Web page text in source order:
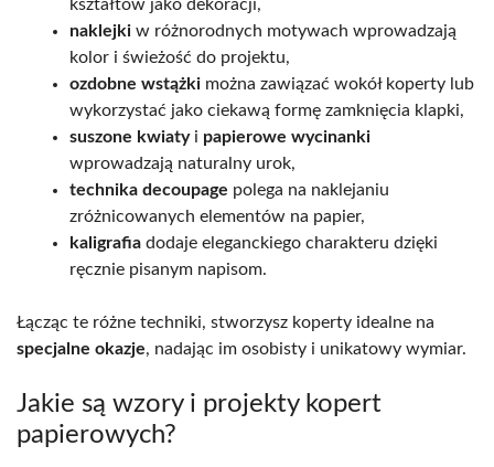
kształtów jako dekoracji,
naklejki w różnorodnych motywach wprowadzają
kolor i świeżość do projektu,
ozdobne wstążki można zawiązać wokół koperty lub
wykorzystać jako ciekawą formę zamknięcia klapki,
suszone kwiatyi papierowe wycinanki
wprowadzają naturalny urok,
technika decoupage polega na naklejaniu
zróżnicowanych elementów na papier,
kaligrafia dodaje eleganckiego charakteru dzięki
ręcznie pisanym napisom.
Łącząc te różne techniki, stworzysz koperty idealne na
specjalne okazje, nadając im osobisty i unikatowy wymiar.
Jakie są wzory i projekty kopert
papierowych?